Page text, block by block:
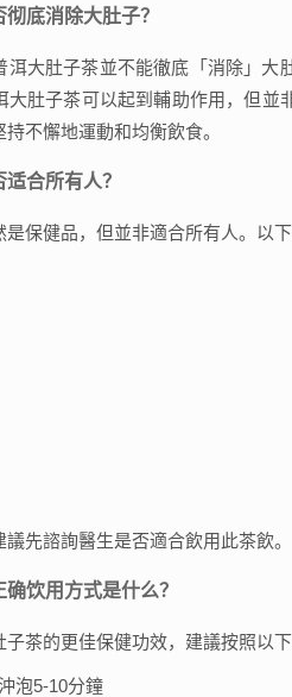
底消除大肚子？
洱大肚子茶並不能徹底「消除」
大肚子茶可以起到輔助作用，但
不懈地運動和均衡飲食。
合所有人？
保健品，但並非適合所有人。以下
先諮詢醫生是否適合飲用此茶飲。
饮用方式是什么？
茶的更佳保健功效，建議按照以下
泡5-10分鐘